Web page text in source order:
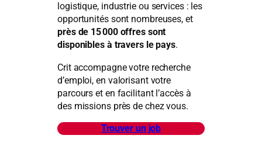
logistique, industrie ou services : les
opportunités sont nombreuses, et
près de 15 000 offres sont
disponibles à travers le pays.
Crit accompagne votre recherche
d’emploi, en valorisant votre
parcours et en facilitant l’accès à
des missions près de chez vous.
Trouver un job